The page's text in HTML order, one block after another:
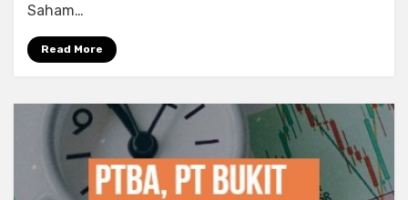
Saham…
Read More